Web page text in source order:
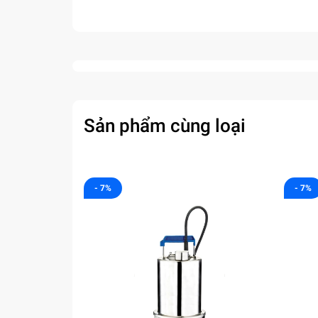
Sản phẩm cùng loại
- 7% - 7%